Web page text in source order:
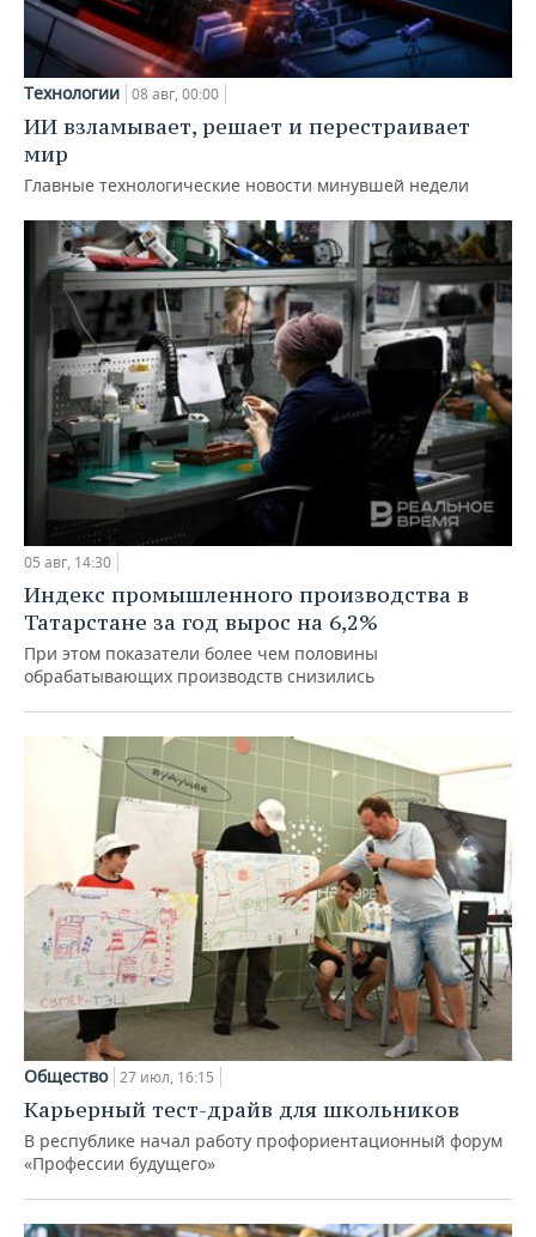
Технологии 08 авг, 00:00
ИИ взламывает, решает и перестраивает
мир
Главные технологические новости минувшей недели
05 авг, 14:30
Индекс промышленного производства в
Татарстане за год вырос на 6,2%
При этом показатели более чем половины
обрабатывающих производств снизились
Общество 27 июл, 16:15
Карьерный тест-драйв для школьников
В республике начал работу профориентационный форум
«Профессии будущего»